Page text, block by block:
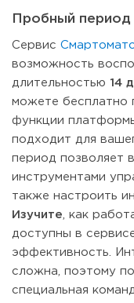
Пробный период
Сервис
возможность
длительностью 14
можете бесплатно
функции
подходит для
период позволяет
инструментами
также настроить
Изучите , как
доступны в
эффективность.
сложна, поэтому
специальная